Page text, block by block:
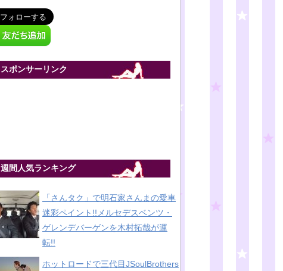
スポンサーリンク
週間人気ランキング
「さんタク」で明石家さんまの愛車
迷彩ペイント!!メルセデスベンツ・
ゲレンデバーゲンを木村拓哉が運
転!!
ホットロードで三代目JSoulBrothers